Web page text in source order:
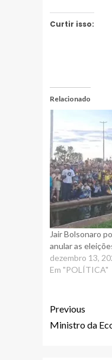
Curtir isso:
Relacionado
Jair Bolsonaro
anular as
dezembro 13,
Em "POLÍTICA"
Previous
Ministro da